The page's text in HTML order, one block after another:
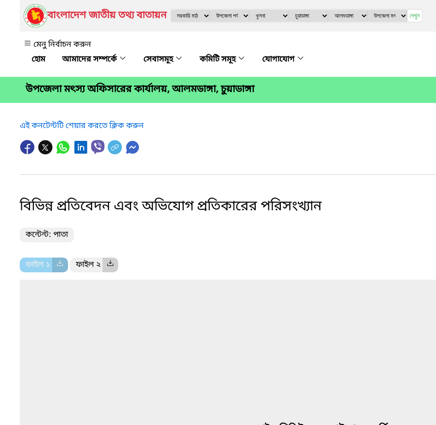
বাংলাদেশ জাতীয় তথ্য বাতায়ন দেখুন
মেনু নির্বাচন করুন
আমাদের সম্পর্কে
সেবাসমূহ কমিটি সমূহ যোগাযোগ
উপজেলা মৎস্য অফিসারের কার্যালয়, আলমডাঙ্গা, চুয়াডাঙ্গা
এই কনটেন্টটি শেয়ার করতে ক্লিক করুন
বিভিন্ন প্রতিবেদন এবং অভিযোগ প্রতিকারের পরিসংখ্যান
কন্টেন্ট: পাতা
ফাইল ১ ফাইল ২